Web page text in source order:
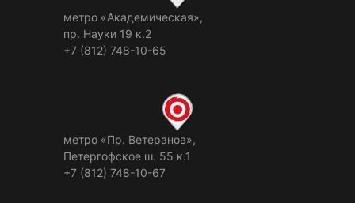
метро «Академическая»,
пр. Науки 19 к.2
+7 (812) 748-10-65
метро «Пр. Ветеранов»,
Петергофское ш. 55 к.1
+7 (812) 748-10-67